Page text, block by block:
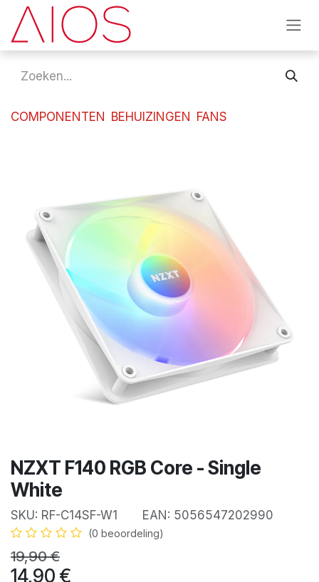
Overslaan naar inhoud
COMPONENTEN BEHUIZINGEN FANS
NZXT F140 RGB Core - Single
White
SKU: RF-C14SF-W1 EAN: 5056547202990
(0 beoordeling)
19,90€
14,90€